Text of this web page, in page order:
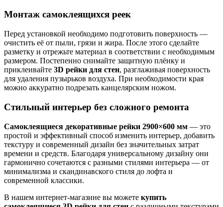
Монтаж самоклеящихся реек
Перед установкой необходимо подготовить поверхность —
очистить её от пыли, грязи и жира. После этого сделайте
разметку и отрежьте материал в соответствии с необходимым
размером. Постепенно снимайте защитную плёнку и
приклеивайте 3D рейки для стен, разглаживая поверхность
для удаления пузырьков воздуха. При необходимости края
можно аккуратно подрезать канцелярским ножом.
Стильный интерьер без сложного ремонта
Самоклеящиеся декоративные рейки 2900×600 мм — это
простой и эффективный способ изменить интерьер, добавить
текстуру и современный дизайн без значительных затрат
времени и средств. Благодаря универсальному дизайну они
гармонично сочетаются с разными стилями интерьера — от
минимализма и скандинавского стиля до лофта и
современной классики.
В нашем интернет-магазине вы можете купить